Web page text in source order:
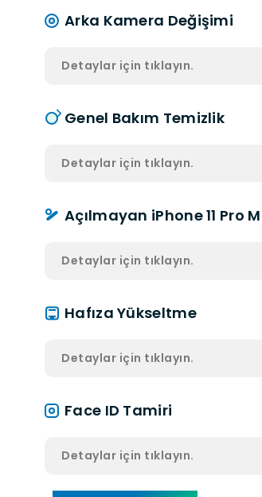
Arka Kamera Değişimi
Detaylar için tıklayın.
Genel Bakım Temizlik
Detaylar için tıklayın.
Açılmayan iPhone 11 Pro
Detaylar için tıklayın.
Hafıza Yükseltme
Detaylar için tıklayın.
Face ID Tamiri
Detaylar için tıklayın.